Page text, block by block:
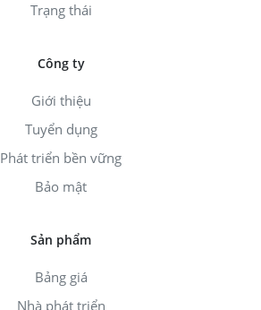
Trạng thái
Công ty
Giới thiệu
Tuyển dụng
Phát triển bền vững
Bảo mật
Sản phẩm
Bảng giá
Nhà phát triển